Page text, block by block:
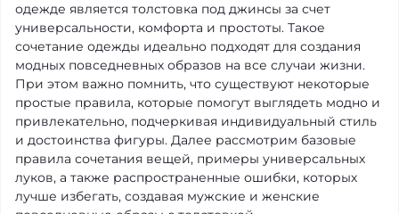
одежде является толстовка под джинсы за счет
универсальности, комфорта и простоты. Такое
сочетание одежды идеально подходят для создания
модных повседневных образов на все случаи жизни.
При этом важно помнить, что существуют некоторые
простые правила, которые помогут выглядеть модно и
привлекательно, подчеркивая индивидуальный стиль
и достоинства фигуры. Далее рассмотрим базовые
правила сочетания вещей, примеры универсальных
луков, а также распространенные ошибки, которых
лучше избегать, создавая мужские и женские